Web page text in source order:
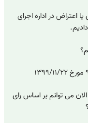
اعتراض در اداره اجرای
می توانم بر اساس رای